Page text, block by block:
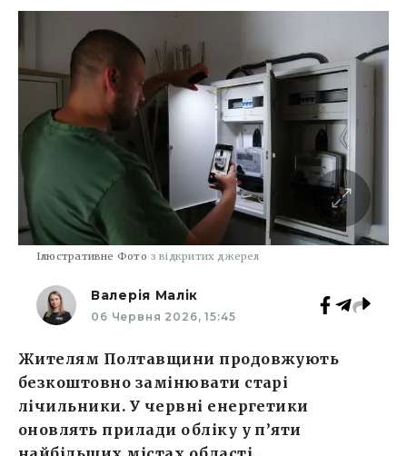
Ілюстративне Фото з відкритих джерел
Валерія Малік
06 Червня 2026, 15:45
Жителям Полтавщини продовжують
безкоштовно замінювати старі
лічильники. У червні енергетики
оновлять прилади обліку у п’яти